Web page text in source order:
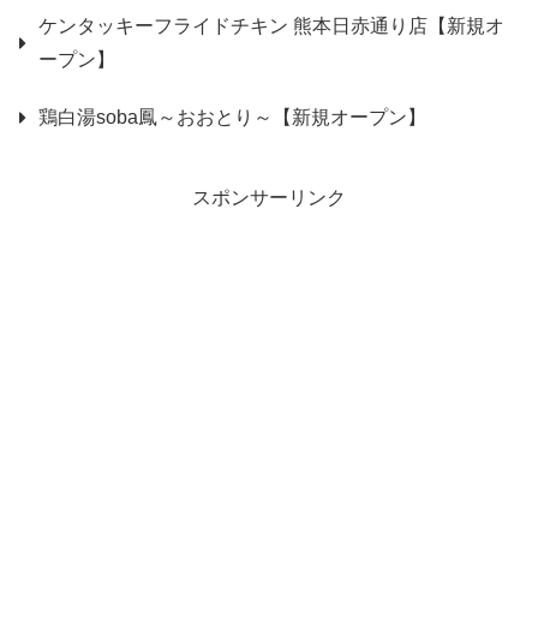
ケンタッキーフライドチキン 熊本日赤通り店【新規オ
ープン】
鶏白湯soba鳳～おおとり～【新規オープン】
スポンサーリンク